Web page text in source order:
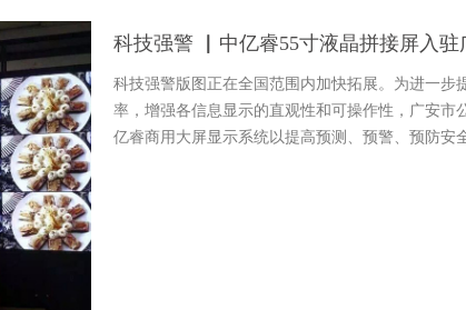
科技强警 ▏中亿睿55寸液晶拼接屏入驻
科技强警版图正在全国范围内加快拓展。为进一步
率，增强各信息显示的直观性和可操作性，广安市
亿睿商用大屏显示系统以提高预测、预警、预防安